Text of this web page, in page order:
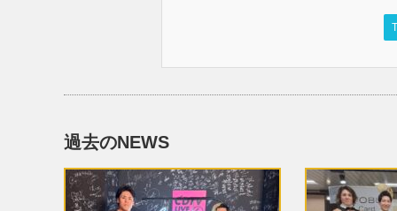
過去のNEWS